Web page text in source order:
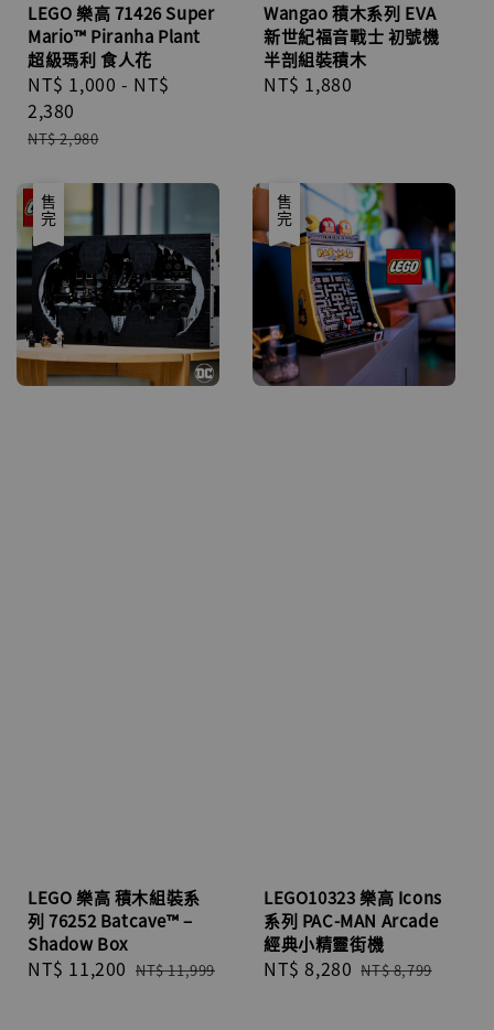
LEGO 樂高 71426 Super
Mario™ Piranha Plant
超級瑪利 食人花
Sale
price
NT$ 1,000 - NT$
2,380
Regular
NT$ 2,980
Wangao 積木系列 EVA
新世紀福音戰士 初號機
半剖組裝積木
Regular
NT$ 1,880
優惠
售完
LEGO 樂高 積木組裝系
列 76252 Batcave™ –
Shadow Box
Sale
NT$ 11,200 Regular
NT$ 11,999
優惠
售完
LEGO10323 樂高 Icons
系列 PAC-MAN Arcade
經典小精靈街機
Sale
NT$ 8,280 Regular
NT$ 8,799